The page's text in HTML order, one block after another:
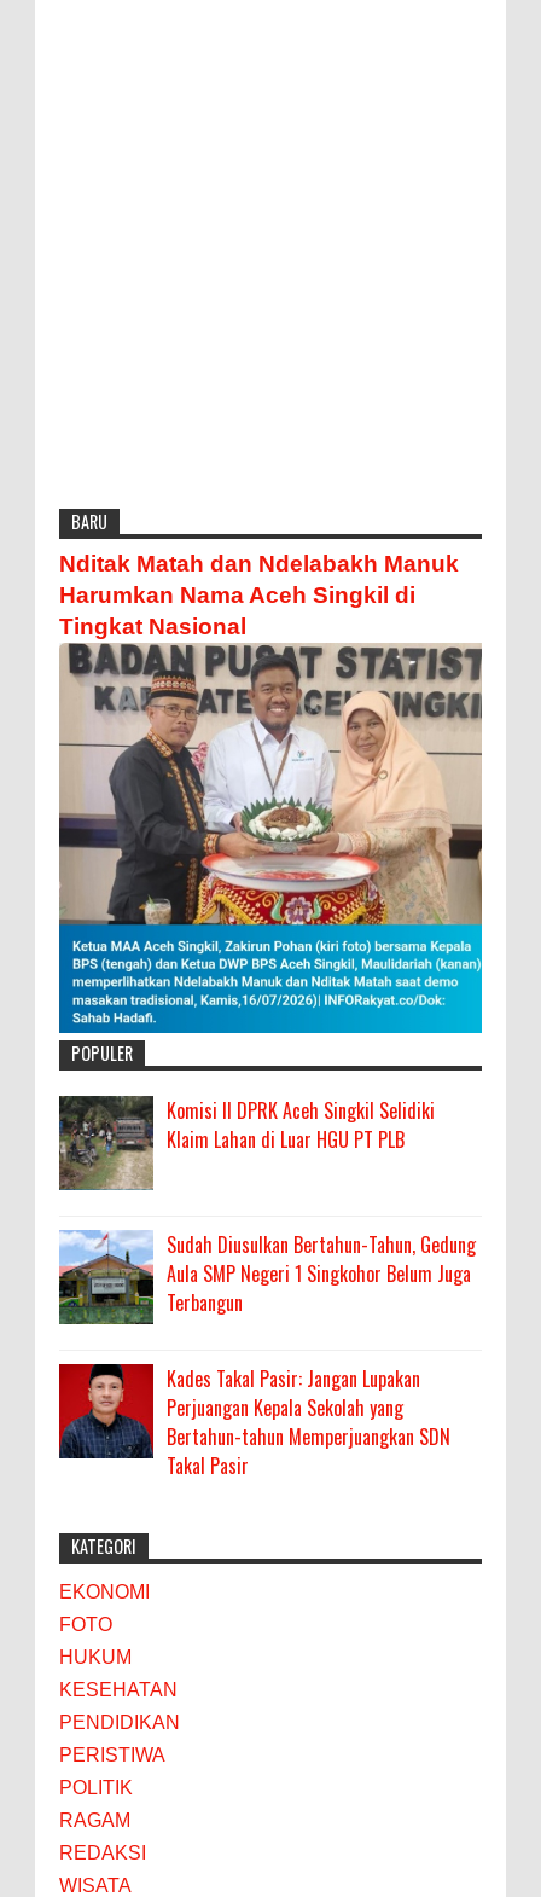
BARU
Nditak Matah dan Ndelabakh Manuk
Harumkan Nama Aceh Singkil di
Tingkat Nasional
POPULER
Komisi II DPRK Aceh Singkil Selidiki
Klaim Lahan di Luar HGU PT PLB
Sudah Diusulkan Bertahun-Tahun, Gedung
Aula SMP Negeri 1 Singkohor Belum Juga
Terbangun
Kades Takal Pasir: Jangan Lupakan
Perjuangan Kepala Sekolah yang
Bertahun-tahun Memperjuangkan SDN
Takal Pasir
KATEGORI
EKONOMI
FOTO
HUKUM
KESEHATAN
PENDIDIKAN
PERISTIWA
POLITIK
RAGAM
REDAKSI
WISATA